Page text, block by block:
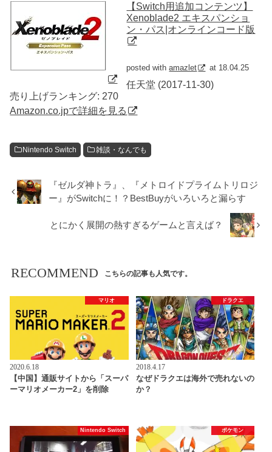
【Switch用追加コンテンツ】
Xenoblade2 エキスパンショ
ン・パス|オンラインコード版
posted withamazlet at 18.04.25
任天堂 (2017-11-30)
売り上げランキング: 270
Amazon.co.jpで詳細を見る
Nintendo Switch 雑談・なんでも
『ゼルダ神トラ』、『メトロイドプライムトリロジ
ー』がSwitchに！？BestBuyがいろいろと漏らす
とにかく展開の熱すぎるゲームと言えば？
RECOMMEND こちらの記事も人気です。
マリオ
2020.6.18
【中国】通販サイトから「スーパ
ーマリオメーカー2」を削除
ドラクエ
2018.4.17
なぜドラクエは海外で売れないの
か？
Nintendo Switch ポケモン